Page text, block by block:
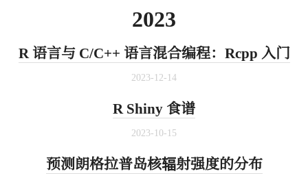
2023
R 语言与 C/C++ 语言混合编程：Rcpp 入门
2023-12-14
R Shiny 食谱
2023-10-15
预测朗格拉普岛核辐射强度的分布